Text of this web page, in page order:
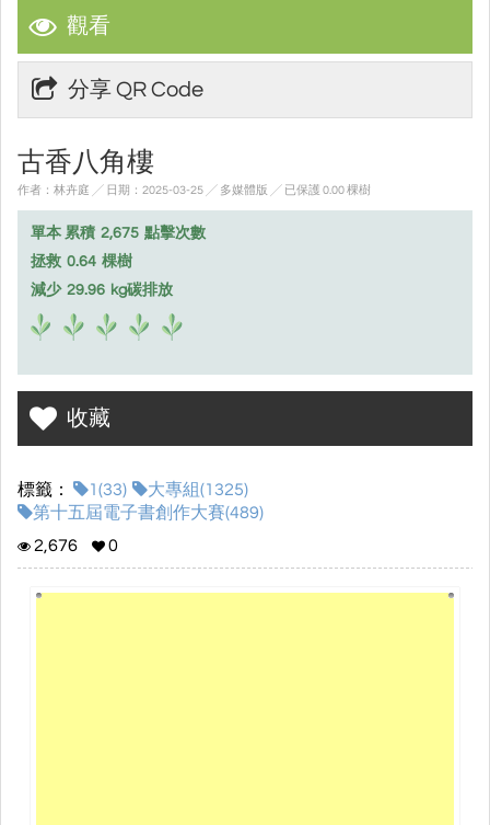
觀看
分享 QR Code
古香八角樓
作者：林卉庭 ╱ 日期：2025-03-25 ╱ 多媒體版 ╱ 已保護 0.00 棵樹
單本 累積 2,675 點擊次數
拯救 0.64 棵樹
減少 29.96 kg碳排放
收藏
標籤： 1(33)
大專組(1325)
第十五屆電子書創作大賽(489)
2,676
0